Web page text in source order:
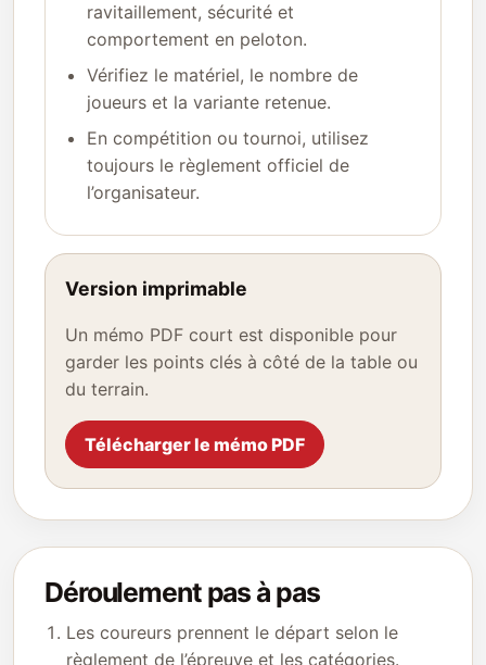
ravitaillement, sécurité et
comportement en peloton.
Vérifiez le matériel, le nombre de
joueurs et la variante retenue.
En compétition ou tournoi, utilisez
toujours le règlement officiel de
l’organisateur.
Version imprimable
Un mémo PDF court est disponible pour
garder les points clés à côté de la table ou
du terrain.
Télécharger le mémo PDF
Déroulement pas à pas
Les coureurs prennent le départ selon le
règlement de l’épreuve et les catégories.